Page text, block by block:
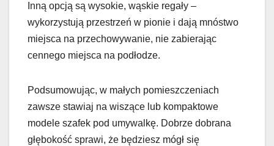
Inną opcją są wysokie, wąskie regały –
wykorzystują przestrzeń w pionie i dają mnóstwo
miejsca na przechowywanie, nie zabierając
cennego miejsca na podłodze.
Podsumowując, w małych pomieszczeniach
zawsze stawiaj na wiszące lub kompaktowe
modele szafek pod umywalkę. Dobrze dobrana
głębokość sprawi, że będziesz mógł się